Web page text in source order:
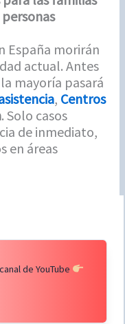
España morirán
actual. Antes
mayoría pasará
, Centros
. Solo casos
de inmediato,
en áreas
de YouTube